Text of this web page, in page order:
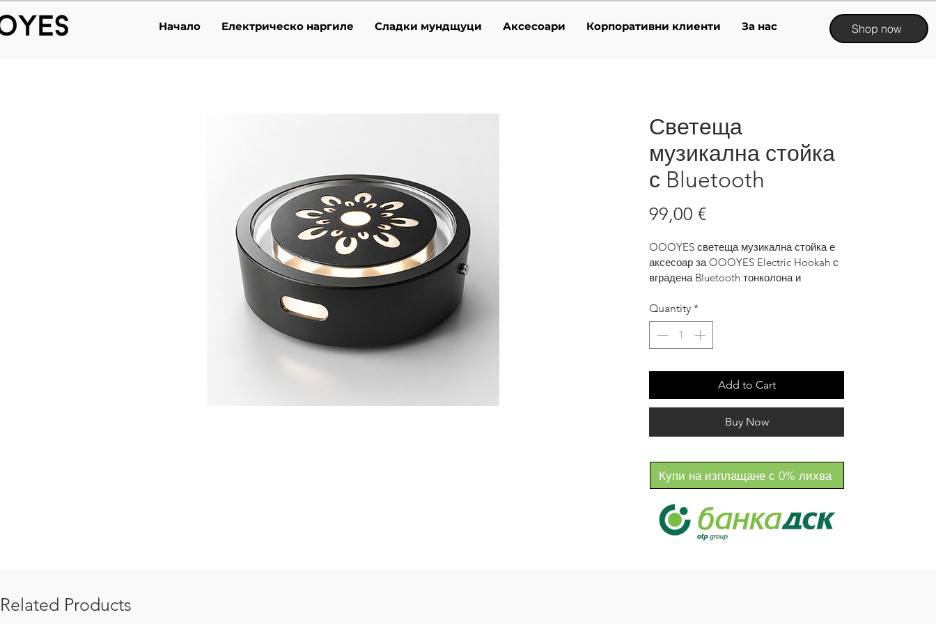
Начало Електрическо наргиле Сладки мундщуци Аксесоари Корпоративни клиенти За нас Shop now
Светеща
музикална стойка
с Bluetooth
99,00 €Price
OOOYES светеща музикална стойка е
аксесоар за OOOYES Electric Hookah с
вградена Bluetooth тонколона и
Добавя музика, светлина и по-силна
визия към всяка сесия — подходяща за
дома, партита, събития и заведения.
изживяването по-атрактивно и
запомнящо се.
Quantity *
Add to Cart
Buy Now
Купи на изплащане с 0% лихва
Related Products